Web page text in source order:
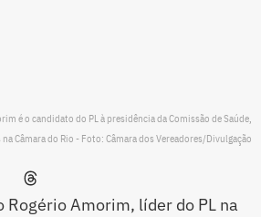
é o candidato do PL à presidência da Comissão de Saúde,
Câmara do Rio - Foto: Câmara dos Vereadores/Divulgação
Rogério Amorim, líder do PL na